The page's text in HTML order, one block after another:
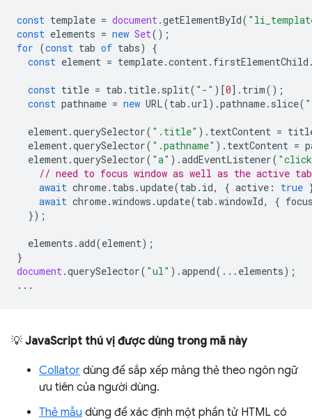
const template = document.getElementById(
const elements = new Set();
for (const tab of tabs)
{
const element = template.content. firstElementChild
const title = tab . title. split( "-" )[0]. trim();
const pathname = new URL(tab .url).pathname. slice(
element.querySelector( ".title" ). textContent =
element.querySelector( ".pathname" ). textContent =
element.querySelector( "a" ).addEventListener(
// need to focus window as well as the active tab
await chrome. tabs .update(tab . id, { active : true
await chrome.windows .update(tab .windowId, {
});
elements .add(element);
}
document.querySelector( "ul" ).append(... elements);
...
💡 JavaScript thú vị được dùng trong mã này
Collator dùng để sắp xếp mảng thẻ theo ngôn ngữ
ưu tiên của người dùng.
Thẻ mẫu dùng để xác định một phần tử HTML có